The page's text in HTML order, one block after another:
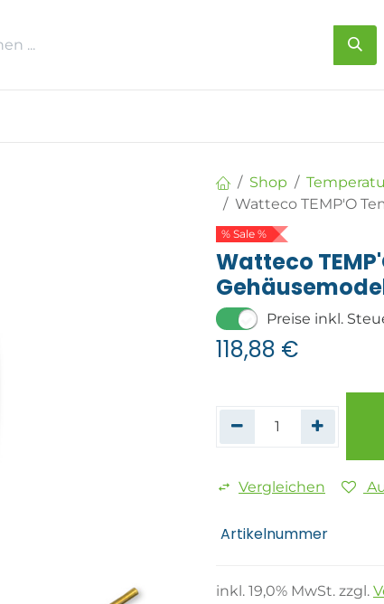
Shop
Watteco TEMP'O
% Sale %
Watteco
Preise inkl.
118,88 €
Vergleichen
Artikelnummer
inkl. 19,0% MwSt. zzgl.